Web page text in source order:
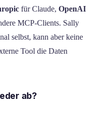
für Claude, OpenAI
MCP-Clients. Sally
selbst, kann aber keine
Tool die Daten
ab?